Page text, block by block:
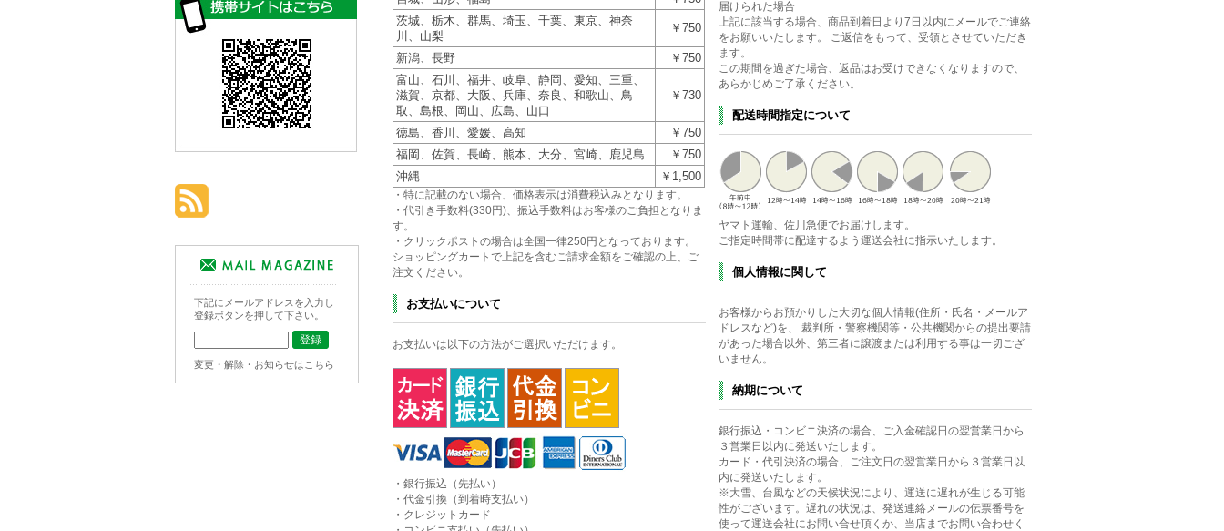
茨城、栃木、群馬、埼玉、千葉、東京、神奈
川、山梨
￥750
新潟、長野
￥750
富山、石川、福井、岐阜、静岡、愛知、三重、
滋賀、京都、大阪、兵庫、奈良、和歌山、鳥
取、島根、岡山、広島、山口
￥730
徳島、香川、愛媛、高知
￥750
福岡、佐賀、長崎、熊本、大分、宮崎、鹿児島
￥750
沖縄
￥1,500
・特に記載のない場合、価格表示は消費税込みとなります。
・代引き手数料(330円)、振込手数料はお客様のご負担となりま
す。
・クリックポストの場合は全国一律250円となっております。
ショッピングカートで上記を含むご請求金額をご確認の上、ご
注文ください。
お支払いについて
お支払いは以下の方法がご選択いただけます。
・銀行振込（先払い）
・代金引換（到着時支払い）
・クレジットカード
届けられた場合
上記に該当する場合、商品到着日より7日以内にメールでご連絡
をお願いいたします。 ご返信をもって、受領とさせていただき
ます。
この期間を過ぎた場合、返品はお受けできなくなりますので、
あらかじめご了承ください。
配送時間指定について
ヤマト運輸、佐川急便でお届けします。
ご指定時間帯に配達するよう運送会社に指示いたします。
個人情報に関して
お客様からお預かりした大切な個人情報(住所・氏名・メールア
ドレスなど)を、 裁判所・警察機関等・公共機関からの提出要請
があった場合以外、第三者に譲渡または利用する事は一切ござ
いません。
納期について
銀行振込・コンビニ決済の場合、ご入金確認日の翌営業日から
３営業日以内に発送いたします。
カード・代引決済の場合、ご注文日の翌営業日から３営業日以
内に発送いたします。
※大雪、台風などの天候状況により、運送に遅れが生じる可能
性がございます。遅れの状況は、発送連絡メールの伝票番号を
使って運送会社にお問い合せ頂くか、当店までお問い合わせく
下記にメールアドレスを入力し
登録ボタンを押して下さい。
変更・解除・お知らせはこちら